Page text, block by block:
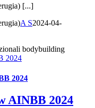
[...]
A S2024-04-
2024
2024
AINBB 2024